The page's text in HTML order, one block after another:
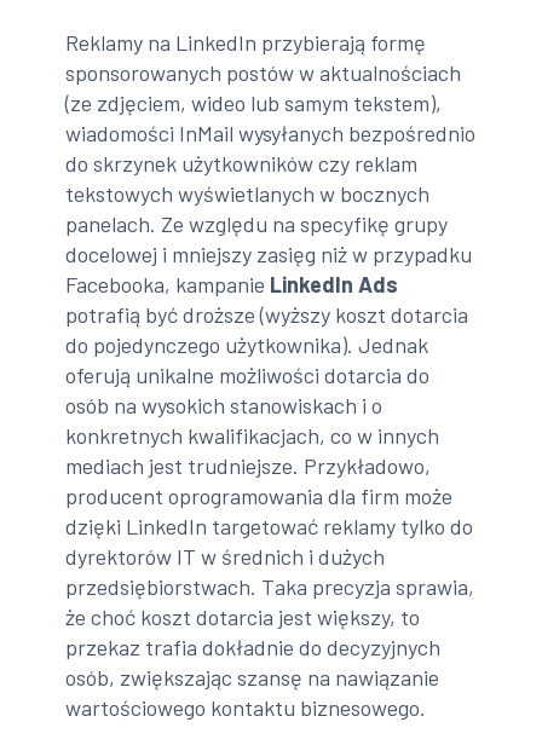
Reklamy na LinkedIn przybierają formę
sponsorowanych postów w aktualnościach
(ze zdjęciem, wideo lub samym tekstem),
wiadomości InMail wysyłanych bezpośrednio
do skrzynek użytkowników czy reklam
tekstowych wyświetlanych w bocznych
panelach. Ze względu na specyfikę grupy
docelowej i mniejszy zasięg niż w przypadku
Facebooka, kampanie LinkedIn Ads
potrafią być droższe (wyższy koszt dotarcia
do pojedynczego użytkownika). Jednak
oferują unikalne możliwości dotarcia do
osób na wysokich stanowiskach i o
konkretnych kwalifikacjach, co w innych
mediach jest trudniejsze. Przykładowo,
producent oprogramowania dla firm może
dzięki LinkedIn targetować reklamy tylko do
dyrektorów IT w średnich i dużych
przedsiębiorstwach. Taka precyzja sprawia,
że choć koszt dotarcia jest większy, to
przekaz trafia dokładnie do decyzyjnych
osób, zwiększając szansę na nawiązanie
wartościowego kontaktu biznesowego.